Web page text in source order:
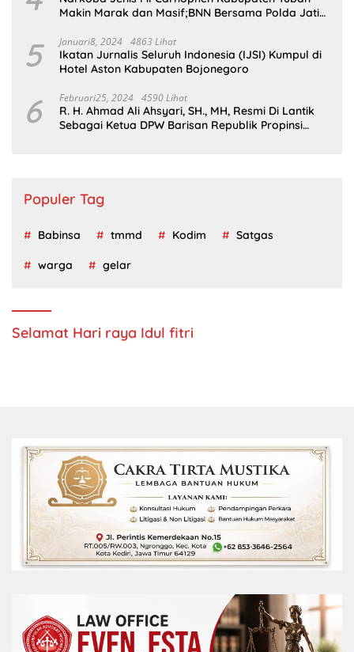
Makin Marak dan Masif;BNN Bersama Polda Jatim
5 Januari8, 2024 4863 Lihat
Ikatan Jurnalis Seluruh Indonesia (IJSI) Kumpul di
Hotel Aston Kabupaten Bojonegoro
6 Februari25, 2024 4590 Lihat
R. H. Ahmad Ali Ahsyari, SH., MH, Resmi Di Lantik
Sebagai Ketua DPW Barisan Republik Propinsi
Populer Tag
Babinsa tmmd Kodim Satgas
warga gelar
Selamat Hari raya Idul fitri